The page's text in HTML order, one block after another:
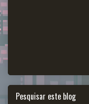
Pesquisar este blog